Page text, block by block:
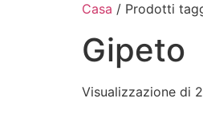
Casa / Prodotti
Gipeto
Visualizzazione di